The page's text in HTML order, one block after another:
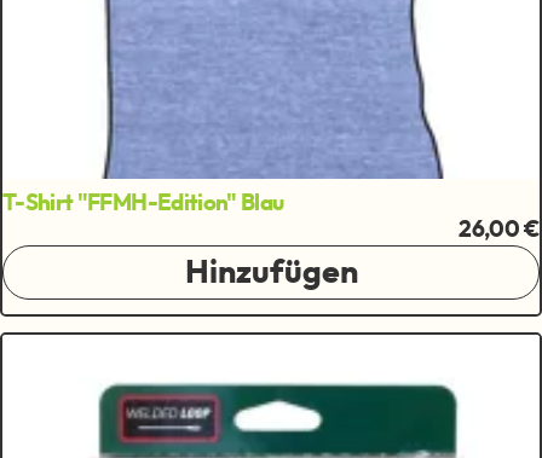
T-Shirt "FFMH-Edition" Blau
26,00 €
Hinzufügen